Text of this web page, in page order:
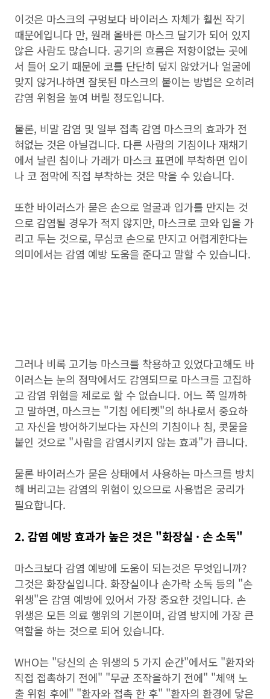
이것은 마스크의 구멍보다 바이러스 자체가 훨씬 작기
때문에입니다 만, 원래 올바른 마스크 달기가 되어 있지
않은 사람도 많습니다. 공기의 흐름은 저항이없는 곳에
서 들어 오기 때문에 코를 단단히 덮지 않았거나 얼굴에
맞지 않거나하면 잘못된 마스크의 붙이는 방법은 오히려
감염 위험을 높여 버릴 정도입니다.
물론, 비말 감염 및 일부 접촉 감염 마스크의 효과가 전
혀없는 것은 아닐겁니다. 다른 사람의 기침이나 재채기
에서 날린 침이나 가래가 마스크 표면에 부착하면 입이
나 코 점막에 직접 부착하는 것은 막을 수 있습니다.
또한 바이러스가 묻은 손으로 얼굴과 입가를 만지는 것
으로 감염될 경우가 적지 않지만, 마스크로 코와 입을 가
리고 두는 것으로, 무심코 손으로 만지고 어렵게한다는
의미에서는 감염 예방 도움을 준다고 말할 수 있습니다.
그러나 비록 고기능 마스크를 착용하고 있었다고해도 바
이러스는 눈의 점막에서도 감염되므로 마스크를 고집하
고 감염 위험을 제로로 할 수 없습니다. 어느 쪽 일까하
고 말하면, 마스크는 "기침 에티켓"의 하나로서 중요하
고 자신을 방어하기보다는 자신의 기침이나 침, 콧물을
붙인 것으로 "사람을 감염시키지 않는 효과"가 큽니다.
물론 바이러스가 묻은 상태에서 사용하는 마스크를 방치
해 버리고는 감염의 위험이 있으므로 사용법은 궁리가
필요합니다.
2. 감염 예방 효과가 높은 것은 "화장실 · 손 소독"
마스크보다 감염 예방에 도움이 되는것은 무엇입니까?
그것은 화장실입니다. 화장실이나 손가락 소독 등의 "손
위생"은 감염 예방에 있어서 가장 중요한 것입니다. 손
위생은 모든 의료 행위의 기본이며, 감염 방지에 가장 큰
역할을 하는 것으로 되어 있습니다.
WHO는 "당신의 손 위생의 5 가지 순간"에서도 "환자와
직접 접촉하기 전에" "무균 조작을하기 전에" "체액 노
출 위험 후에" "환자와 접촉 한 후" "환자의 환경에 닿은